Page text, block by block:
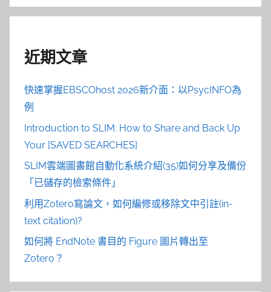
近期文章
快速掌握EBSCOhost 2026新介面：以PsycINFO為
例
Introduction to SLIM: How to Share and Back Up
Your [SAVED SEARCHES]
SLIM雲端圖書館自動化系統介紹(35)如何分享及備份
「已儲存的檢索條件」
利用Zotero寫論文，如何編修或移除文中引註(in-
text citation)?
如何將 EndNote 書目的 Figure 圖片轉出至
Zotero？